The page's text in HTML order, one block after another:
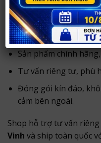
Với hơn14 năm hoạt
cung cấp sản phẩm
lựa chọn kín đáo, phù
Sản phẩm chính
Tư vấn riêng tư, phù
Đóng gói kín đáo,
cảm bên ngoài.
Shop hỗ trợ tư vấn
Vinh và ship toàn quốc